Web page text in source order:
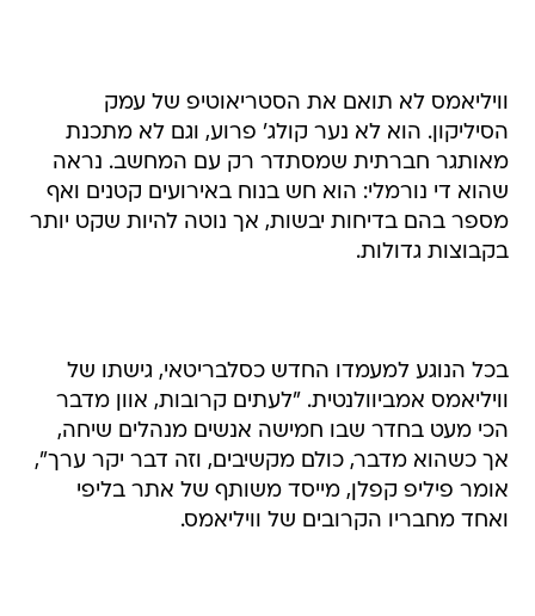
וויליאמס לא תואם את הסטריאוטיפ של עמק
הסיליקון. הוא לא נער קולג' פרוע, וגם לא מתכנת
מאותגר חברתית שמסתדר רק עם המחשב. נראה
שהוא די נורמלי: הוא חש בנוח באירועים קטנים ואף
מספר בהם בדיחות יבשות, אך נוטה להיות שקט יותר
בקבוצות גדולות.
בכל הנוגע למעמדו החדש כסלבריטאי, גישתו של
וויליאמס אמביוולנטית. "לעתים קרובות, אוון מדבר
הכי מעט בחדר שבו חמישה אנשים מנהלים שיחה,
אך כשהוא מדבר, כולם מקשיבים, וזה דבר יקר ערך",
אומר פיליפ קפלן, מייסד משותף של אתר בליפי
ואחד מחבריו הקרובים של וויליאמס.